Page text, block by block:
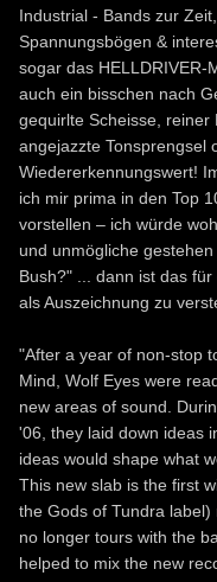
Industrial - Bands zur
Spannungsbögen &
sogar das HELLDRIVER-
auch ein bisschen nach
gequirlte Scheisse,
angejazzte Tonsprengsel
Wiedererkennungswert!
ich mir prima in den Top
vorstellen – ich würde
und unmögliche
Bush?" ... dann ist das
als Auszeichnung zu
"After a year of non-stop
Mind, Wolf Eyes were
new areas of sound.
'06, they laid down ideas
ideas would shape what
This new slab is the first
the Gods of Tundra
no longer tours with the
helped to mix the new